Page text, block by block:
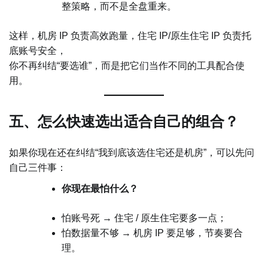
整策略，而不是全盘重来。
这样，机房 IP 负责高效跑量，住宅 IP/原生住宅 IP 负责托
底账号安全，
你不再纠结“要选谁”，而是把它们当作不同的工具配合使
用。
五、怎么快速选出适合自己的组合？
如果你现在还在纠结“我到底该选住宅还是机房”，可以先问
自己三件事：
你现在最怕什么？
怕账号死 → 住宅 / 原生住宅要多一点；
怕数据量不够 → 机房 IP 要足够，节奏要合
理。